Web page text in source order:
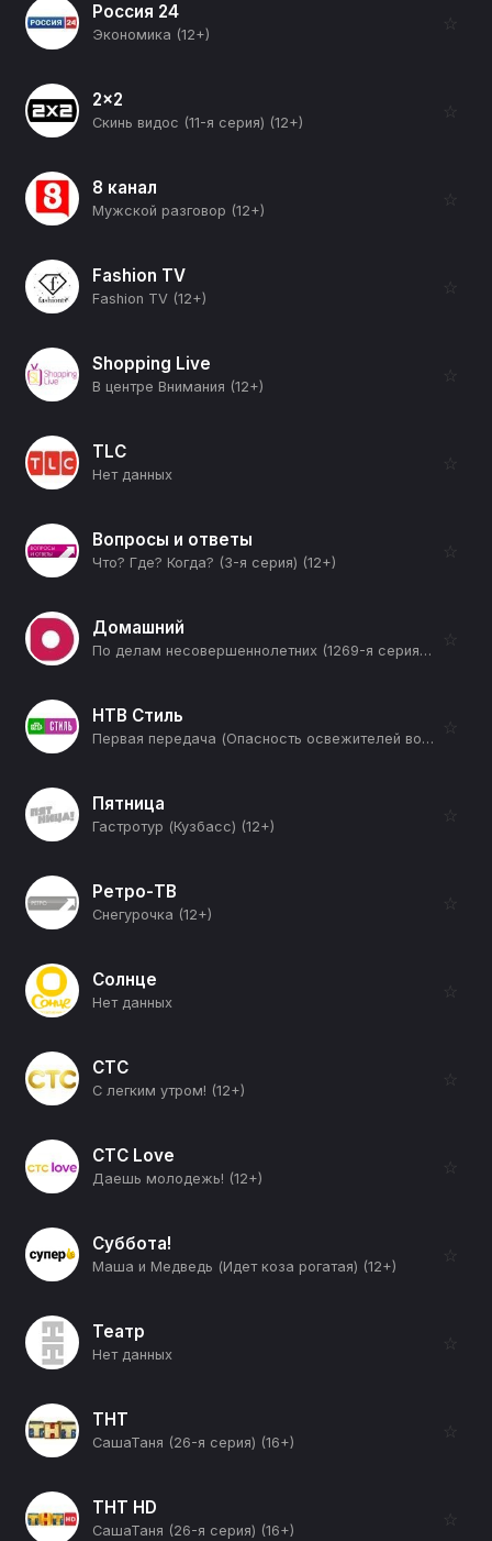
Россия 24
Экономика (12+)
☆
2x2
Скинь видос (11-я серия) (12+)
☆
8 канал
Мужской разговор (12+)
☆
Fashion TV
Fashion TV (12+)
☆
Shopping Live
В центре Внимания (12+)
☆
TLC
Нет данных
☆
Вопросы и ответы
Что? Где? Когда? (3-я серия) (12+)
☆
Домашний
По делам несовершеннолетних (1269-я серия) (12+)
☆
НТВ Стиль
Первая передача (Опасность освежителей воздуха в салоне авто и борьба с мошенниками на штрафстоянка) (12+)
☆
Пятница
Гастротур (Кузбасс) (12+)
☆
Ретро-ТВ
Снегурочка (12+)
☆
Солнце
Нет данных
☆
СТС
С легким утром! (12+)
☆
СТС Love
Даешь молодежь! (12+)
☆
Суббота!
Маша и Медведь (Идет коза рогатая) (12+)
☆
Театр
Нет данных
☆
ТНТ
СашаТаня (26-я серия) (16+)
☆
ТНТ HD
СашаТаня (26-я серия) (16+)
☆